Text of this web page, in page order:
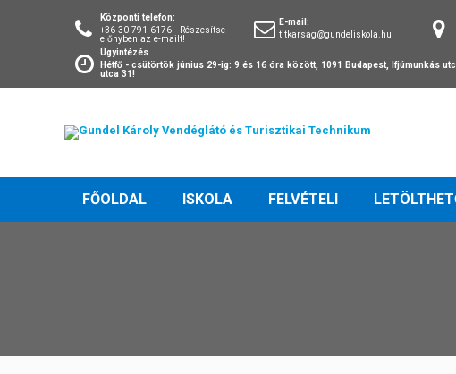
Központi telefon:
+36 30 791 6176 - Részesítse
előnyben az e-mailt!
E-mail:
titkarsag@gundeliskola.hu
Ügyintézés
Hétfő - csütörtök június 29-ig: 9 és 16 óra között, 1091 Budapest, Ifjúmunkás
utca 31!
FŐOLDAL ISKOLA FELVÉTELI